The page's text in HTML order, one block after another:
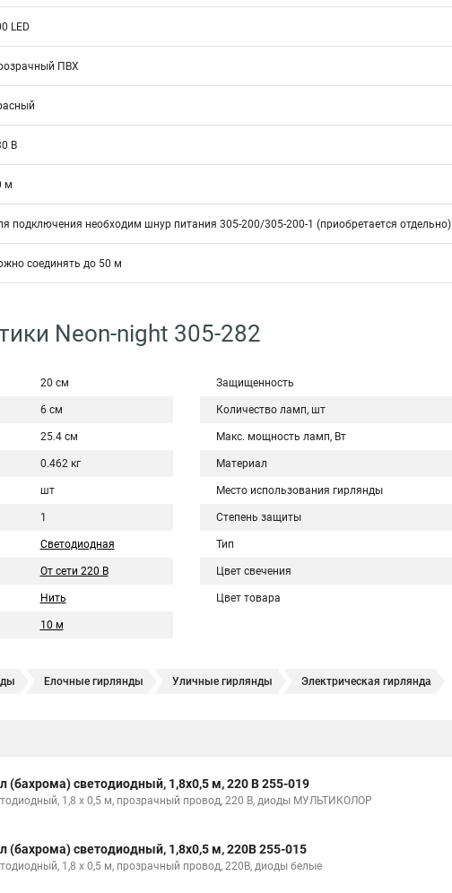
LED
ПВХ
В
м
подключения необходим шнур питания 305-200/305-200-1 (приобретается отдельно)
соединять до 50 м
Neon-night 305-282
20 см
6 см
25.4 см
0.462 кг
шт
1
Светодиодная
От сети 220 В
Нить
10 м
Защищенность
Количество ламп, шт
Макс. мощность ламп, Вт
Материал
Место использования гирлянды
Степень защиты
Тип
Цвет свечения
Цвет товара
Елочные гирлянды Уличные гирлянды Электрическая гирлянда
(бахрома) светодиодный, 1,8х0,5 м, 220 В 255-019
1,8 х 0,5 м, прозрачный провод, 220 В, диоды МУЛЬТИКОЛОР
(бахрома) светодиодный, 1,8х0,5 м, 220В 255-015
1,8 х 0,5 м, прозрачный провод, 220В, диоды белые